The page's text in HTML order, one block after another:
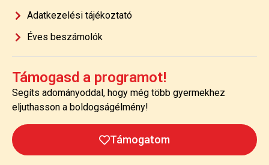
Adatkezelési tájékoztató
Éves beszámolók
Támogasd a programot!
Segíts adományoddal, hogy még több gyermekhez
eljuthasson a boldogságélmény!
Támogatom